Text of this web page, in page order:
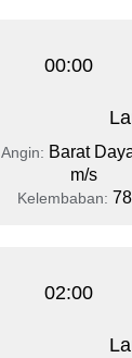
00:00
Angin: Barat
m/s
Kelembaban:
02:00